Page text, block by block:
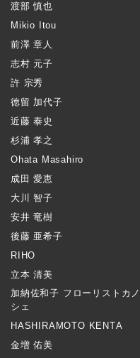
渡部 慎也
Mikio Itou
前澤 章人
志村 元子
許 宗秀
徳留 加代子
近藤 泰史
杉浦 孝之
Ohata Masahiro
成田 愛恵
大川 智子
安井 竜樹
後藤 亜希子
RIHO
立本 清美
加納佐和子 フローリストカノ
シェ
HASHIRAMOTO KENTA
金増 佑美